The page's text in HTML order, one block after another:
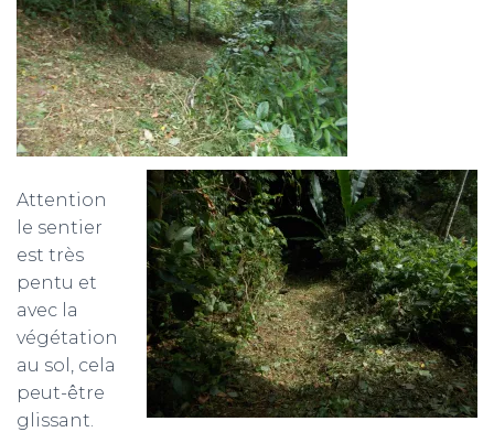
Attention
le sentier
est très
pentu et
avec la
végétation
au sol, cela
peut-être
glissant.